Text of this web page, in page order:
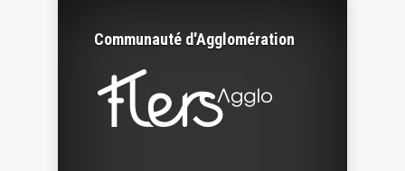
Communauté d'Agglomération